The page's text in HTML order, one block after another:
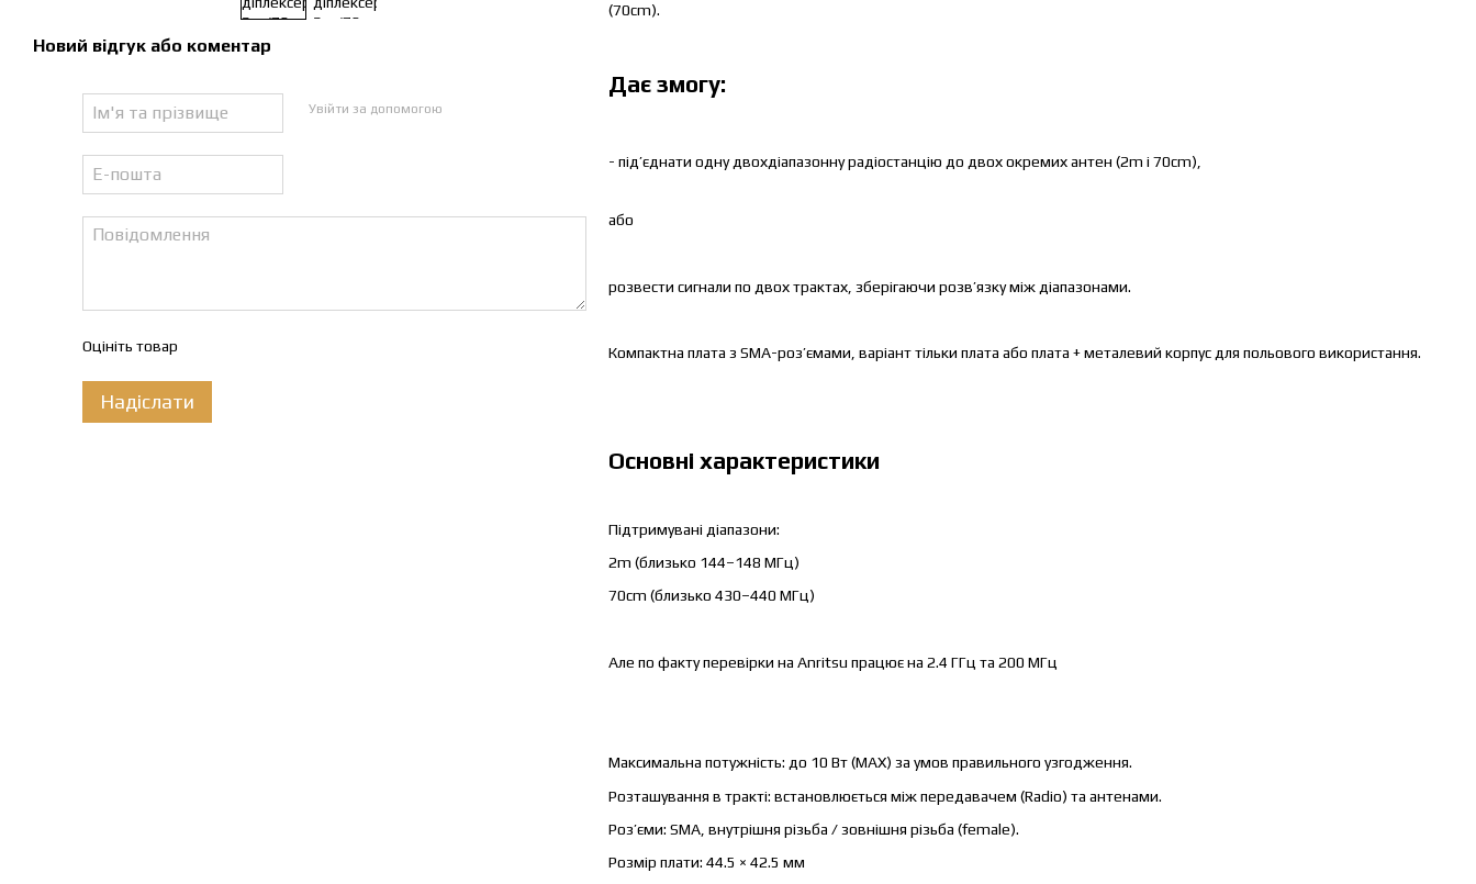
Новий відгук або коментар
Увійти за допомогою
Оцініть товар
Надіслати
(70cm).
Дає змогу:
- під’єднати одну двохдіапазонну радіостанцію до двох окремих антен (2m і 70cm),
або
розвести сигнали по двох трактах, зберігаючи розв’язку між діапазонами.
Компактна плата з SMA-роз’ємами, варіант тільки плата або плата + металевий корпус для польового використання.
Основні характеристики
Підтримувані діапазони:
2m (близько 144–148 МГц)
70cm (близько 430–440 МГц)
Але по факту перевірки на Anritsu працює на 2.4 ГГц та 200 МГц
Максимальна потужність: до 10 Вт (MAX) за умов правильного узгодження.
Розташування в тракті: встановлюється між передавачем (Radio) та антенами.
Роз’єми: SMA, внутрішня різьба / зовнішня різьба (female).
Розмір плати: 44.5 × 42.5 мм